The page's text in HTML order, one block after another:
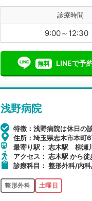
診療時間
9:00～12:30
無料 LINEで予
浅野病院
特徴：浅野病院は休日の
住所：埼玉県志木市本町
最寄り駅： 志木駅 柳
アクセス： 志木駅 から
診療科目： 整形外科/内
整形外科 土曜日